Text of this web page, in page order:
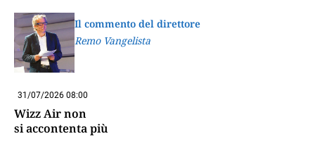
Il commento del direttore
Remo Vangelista
31/07/2026 08:00
Wizz Air non
si accontenta più